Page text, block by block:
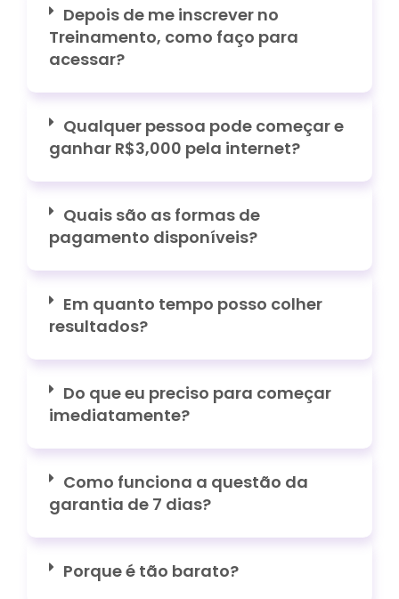
Depois de me inscrever no
Treinamento, como faço para
acessar?
Qualquer pessoa pode começar e
ganhar R$3,000 pela internet?
Quais são as formas de
pagamento disponíveis?
Em quanto tempo posso colher
resultados?
Do que eu preciso para começar
imediatamente?
Como funciona a questão da
garantia de 7 dias?
Porque é tão barato?